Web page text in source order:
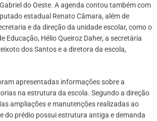
do Oeste. A agenda contou também com
estadual Renato Câmara, além de
e da direção da unidade escolar, como o
Educação, Hélio Queiroz Daher, a secretária
dos Santos e a diretora da escola,
apresentadas informações sobre a
na estrutura da escola. Segundo a direção
ampliações e manutenções realizadas ao
do prédio possui estrutura antiga e demanda